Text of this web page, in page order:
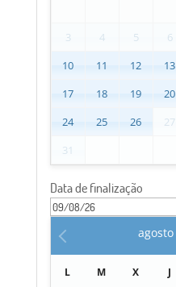
3
4 5 6
10
11 12 13
17
18 19 20
24
25 26 27
31
Data de finalização
agosto
L M X J